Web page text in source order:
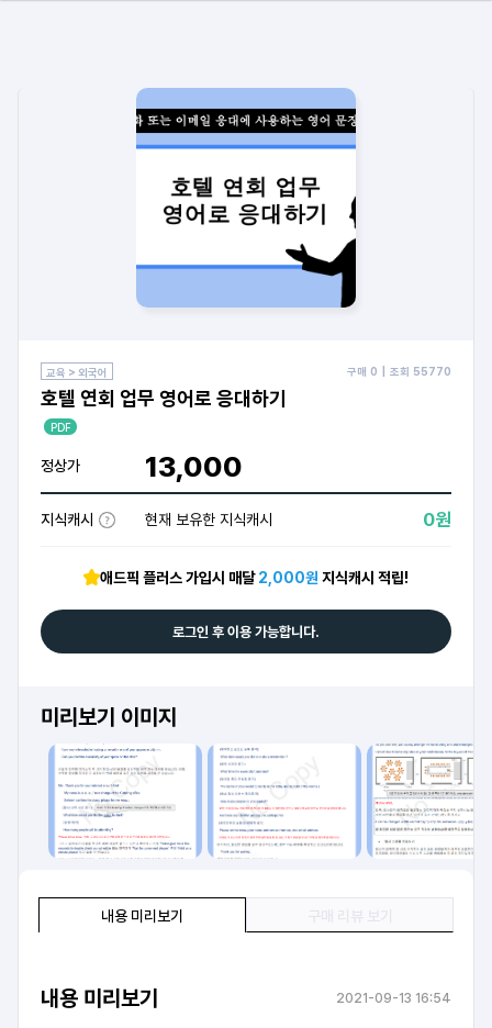
교육 > 외국어 구매 0 | 조회 55770
호텔 연회 업무 영어로 응대하기
PDF
정상가 13,000
지식캐시 현재 보유한 지식캐시 0원
애드픽 플러스 가입시 매달2,000원 지식캐시 적립!
로그인 후 이용 가능합니다.
내용 미리보기
내용 미리보기 2021-09-13 16:54
미리보기 이미지